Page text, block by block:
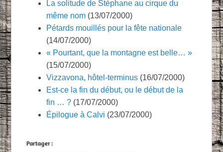
La solitude de Stéphane au cirque du
même nom (13/07/2000)
Pétards mouillés pour la fête nationale
(14/07/2000)
« Pourtant, que la montagne est belle… »
(15/07/2000)
Vizzavona, hôtel-terminus (16/07/2000)
Est-ce la fin du début, ou le début de la
fin … ? (17/07/2000)
Épilogue à Calvi (23/07/2000)
Partager :